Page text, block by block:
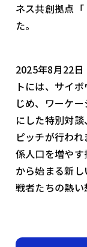
ネス共創拠点
た。
2025年8月22
トには、サイ
じめ、ワーケ
にした特別対
ピッチが行わ
係人口を増や
から始まる新
戦者たちの熱い